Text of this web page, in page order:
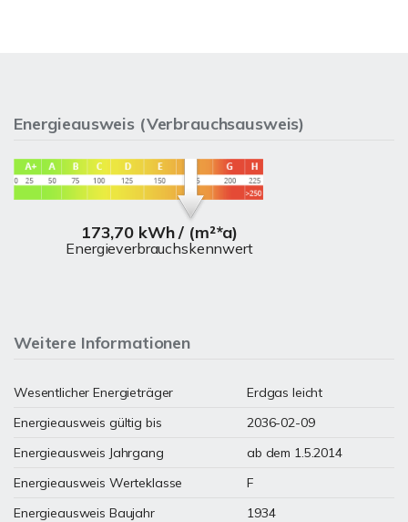
Energieausweis (Verbrauchsausweis)
173,70 kWh / (m²*a)
Energieverbrauchskennwert
Weitere Informationen
Wesentlicher Energieträger
Erdgas leicht
Energieausweis gültig bis
2036-02-09
Energieausweis Jahrgang
ab dem 1.5.2014
Energieausweis Werteklasse
F
Energieausweis Baujahr
1934